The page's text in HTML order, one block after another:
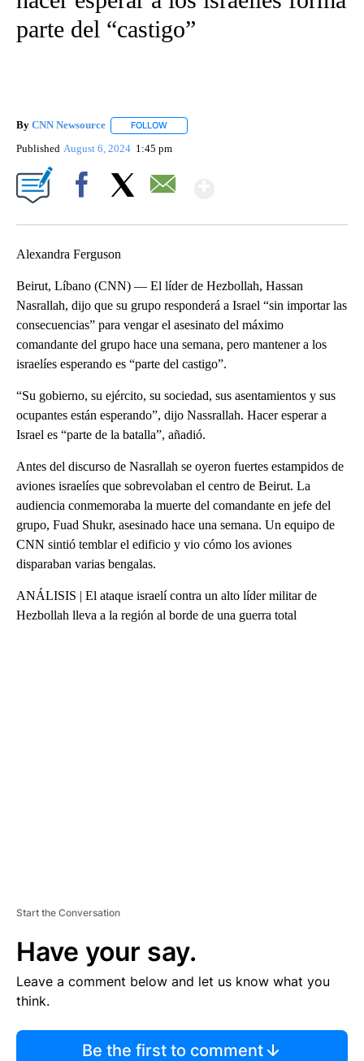
parte del “castigo”
By CNN Newsource FOLLOW
Published August 6, 2024 1:45 pm
Alexandra Ferguson
Beirut, Líbano (CNN) — El líder de Hezbollah, Hassan
Nasrallah, dijo que su grupo responderá a Israel “sin importar las
consecuencias” para vengar el asesinato del máximo
comandante del grupo hace una semana, pero mantener a los
israelíes esperando es “parte del castigo”.
“Su gobierno, su ejército, su sociedad, sus asentamientos y sus
ocupantes están esperando”, dijo Nassrallah. Hacer esperar a
Israel es “parte de la batalla”, añadió.
Antes del discurso de Nasrallah se oyeron fuertes estampidos de
aviones israelíes que sobrevolaban el centro de Beirut. La
audiencia conmemoraba la muerte del comandante en jefe del
grupo, Fuad Shukr, asesinado hace una semana. Un equipo de
CNN sintió temblar el edificio y vio cómo los aviones
disparaban varias bengalas.
ANÁLISIS | El ataque israelí contra un alto líder militar de
Hezbollah lleva a la región al borde de una guerra total
Start the Conversation
Have your say.
Leave a comment below and let us know what you
think.
Be the first to comment